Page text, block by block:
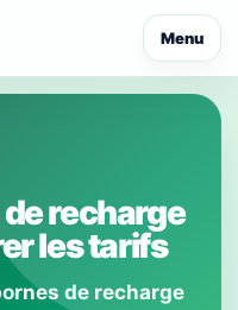
Menu
recharge
les tarifs
de recharge